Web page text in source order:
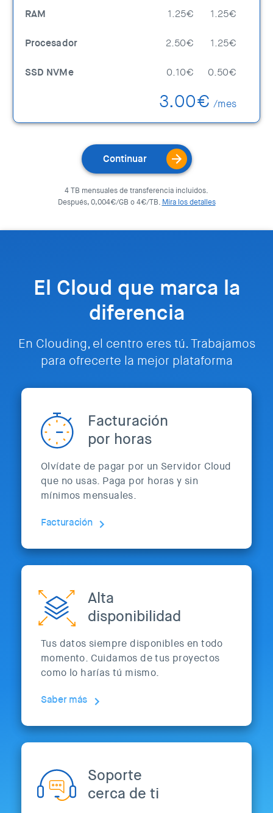
RAM 1.25€ 1.25€
Procesador 2.50€ 1.25€
SSD NVMe 0.10€ 0.50€
3.00€ /mes
Continuar
4 TB mensuales de transferencia incluidos.
Después, 0,004€/GB o 4€/TB. Mira los detalles
El Cloud que marca la
diferencia
En Clouding, el centro eres tú. Trabajamos
para ofrecerte la mejor plataforma
Facturación
por horas
Olvídate de pagar por un Servidor Cloud
que no usas. Paga por horas y sin
mínimos mensuales.
Facturación
Alta
disponibilidad
Tus datos siempre disponibles en todo
momento. Cuidamos de tus proyectos
como lo harías tú mismo.
Saber más
Soporte
cerca de ti